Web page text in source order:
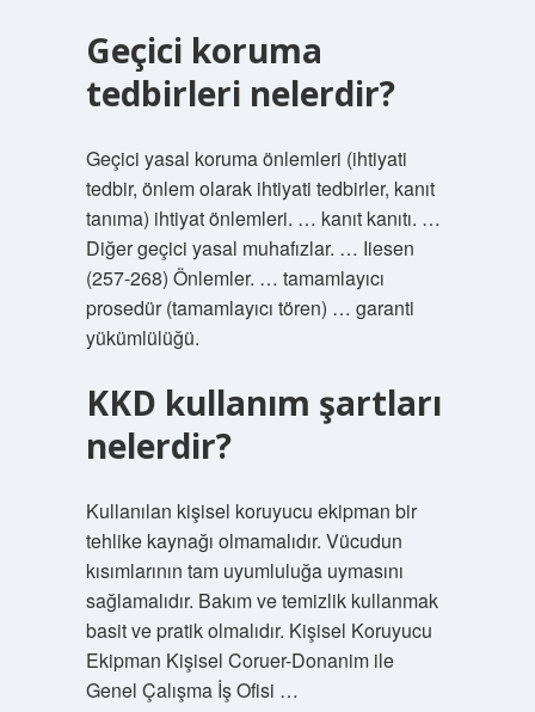
Geçici koruma
tedbirleri nelerdir?
Geçici yasal koruma önlemleri (ihtiyati
tedbir, önlem olarak ihtiyati tedbirler, kanıt
tanıma) ihtiyat önlemleri. … kanıt kanıtı. …
Diğer geçici yasal muhafızlar. … Iiesen
(257-268) Önlemler. … tamamlayıcı
prosedür (tamamlayıcı tören) … garanti
yükümlülüğü.
KKD kullanım şartları
nelerdir?
Kullanılan kişisel koruyucu ekipman bir
tehlike kaynağı olmamalıdır. Vücudun
kısımlarının tam uyumluluğa uymasını
sağlamalıdır. Bakım ve temizlik kullanmak
basit ve pratik olmalıdır. Kişisel Koruyucu
Ekipman Kişisel Coruer-Donanim ile
Genel Çalışma İş Ofisi …